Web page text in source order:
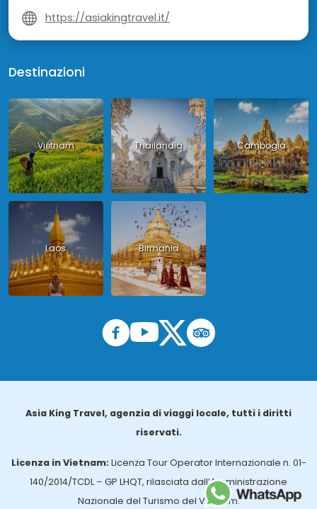
https://asiakingtravel.it/
Destinazioni
Vietnam Thailandia Cambogia
Laos Birmania
Asia King Travel, agenzia di viaggi locale, tutti i diritti
riservati.
Licenza in Vietnam: Licenza Tour Operator Internazionale n. 01-
140/2014/TCDL – GP LHQT, rilasciata dall’Amministrazione
Nazionale del Turismo del Vietnam.